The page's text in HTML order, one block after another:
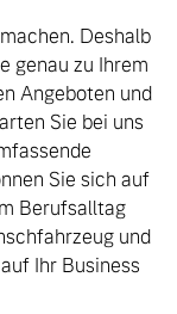
uns eine
Deshalb
genau zu Ihrem
Angeboten und
Sie bei uns
Sie sich auf
Berufsalltag
und
Ihr Business